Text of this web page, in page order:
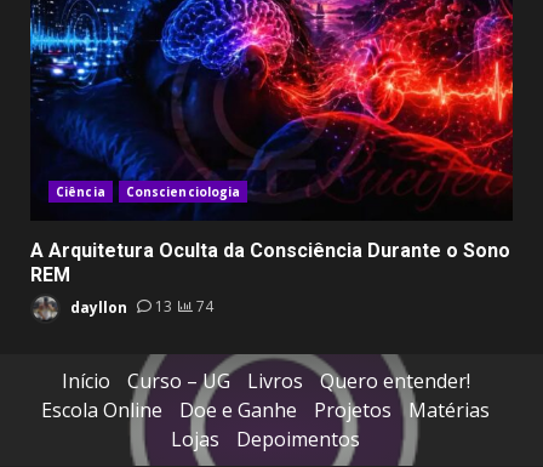
Ciência Conscienciologia
A Arquitetura Oculta da Consciência Durante o Sono
REM
dayllon 13 74
Início Curso – UG Livros
Quero entender!
Escola Online
Doe e Ganhe Projetos
Matérias
Lojas
Depoimentos